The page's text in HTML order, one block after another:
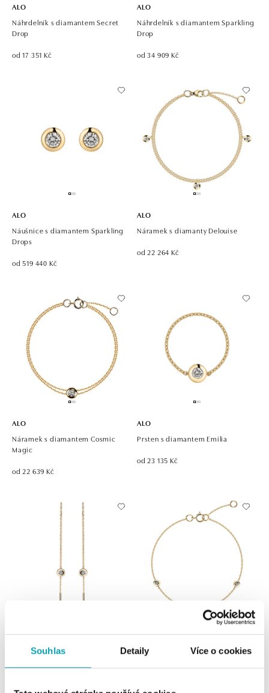
Souhlas Detaily Více o cookies
ALO
Náhrdelník s diamantem Secret
Drop
od 17 351 Kč
ALO
Náhrdelník s diamantem Sparkling
Drop
od 34 909 Kč
ALO
Náušnice s diamantem Sparkling
Drops
od 519 440 Kč
ALO
Náramek s diamanty Delouise
od 22 264 Kč
ALO
Náramek s diamantem Cosmic
Magic
od 22 639 Kč
ALO
Prsten s diamantem Emilia
od 23 135 Kč
Náušnice s diamantem Thazen
od 23 777 Kč
Náramek s diamanty Sparkling Dot
od 24 563 Kč